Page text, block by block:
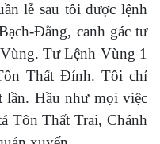
lễ sau tôi được lệnh
Đằng, canh gác tư
Tư Lệnh Vùng 1
Thất Đính. Tôi chỉ
Hầu như mọi việc
Tôn Thất Trai, Chánh